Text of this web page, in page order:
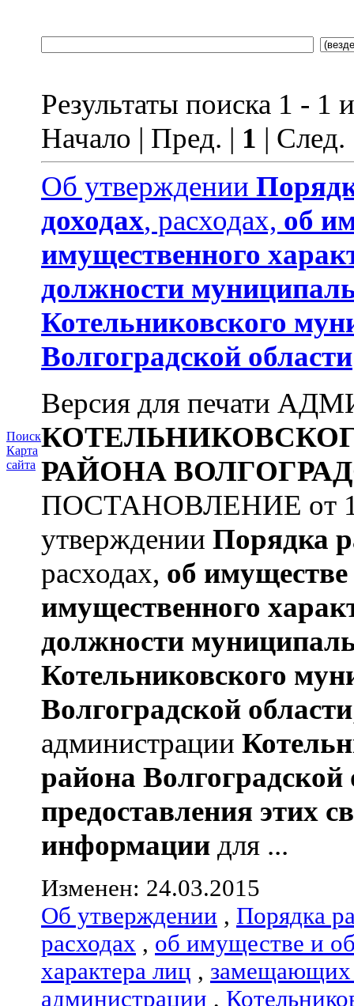
Поиск
Карта
сайта
Результаты поиска 1 - 1
Начало | Пред. | 1 |
Об утверждении
доходах, расходах, об
имущественного
должности
Котельниковского
Волгоградской области
Версия для печати
РАЙОНА
ПОСТАНОВЛЕНИЕ от
утверждении Порядка
расходах, об имуществе
имущественного
должности
Котельниковского
Волгоградской области
администрации
района Волгоградской
предоставления этих
информации для ...
Изменен: 24.03.2015
Об утверждении , Порядка
расходах , об имуществе и
характера лиц , замещающих
администрации ,